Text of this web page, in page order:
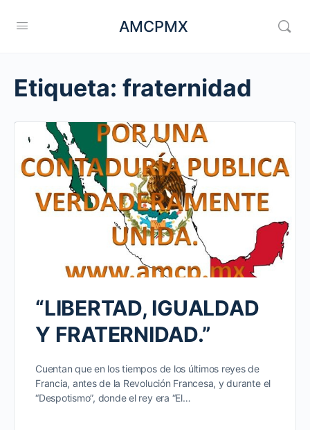
AMCPMX
Etiqueta: fraternidad
“LIBERTAD, IGUALDAD
Y FRATERNIDAD.”
Cuentan que en los tiempos de los últimos reyes de
Francia, antes de la Revolución Francesa, y durante el
“Despotismo”, donde el rey era “El…